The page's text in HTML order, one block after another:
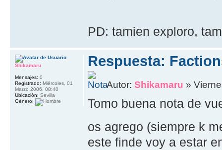
PD: tamien exploro,
Respuesta:
Autor:Shikamaru »
Tomo buena nota de
os agrego (siempre k
este finde voy a estar
Shikamaru
Mensajes: 0
Registrado: Miércoles, 01
Marzo 2006, 08:40
Ubicación: Sevilla
Género: